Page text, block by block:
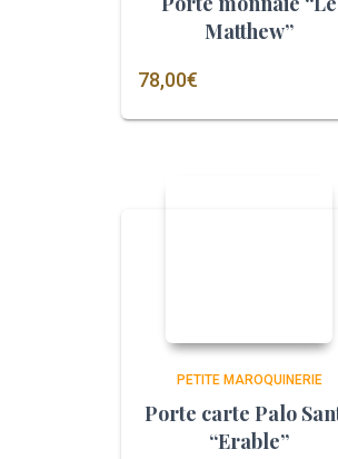
Matthew”
78,00€
PETITE MAROQUINERIE
Porte carte Palo
“Erable”